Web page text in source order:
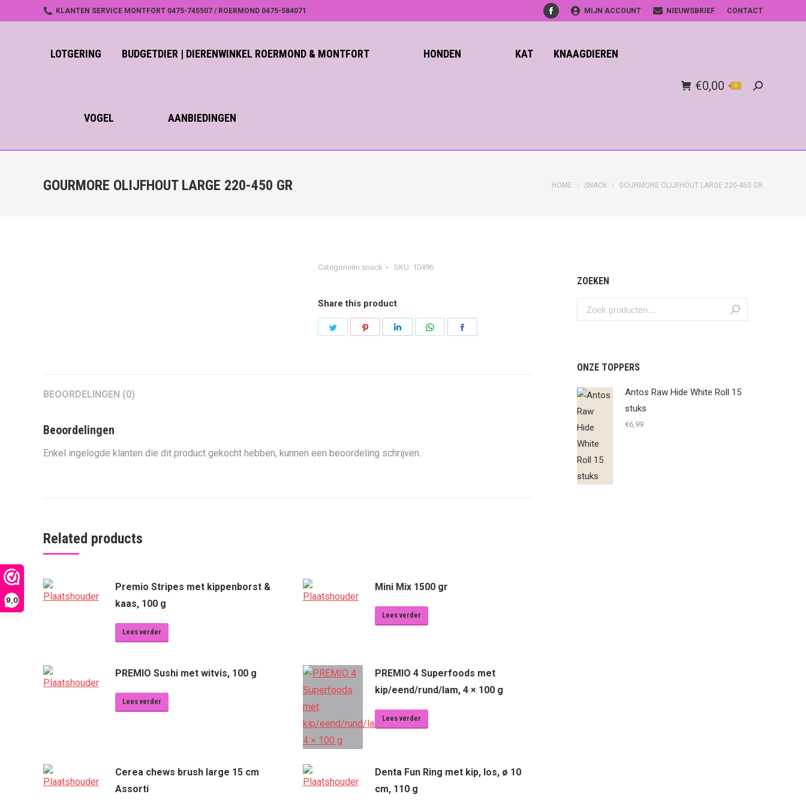
9,0
KLANTEN SERVICE MONTFORT 0475-745507 / ROERMOND 0475-584071
Facebook
MIJN ACCOUNT NIEUWSBRIEF CONTACT
LOTGERING BUDGETDIER | DIERENWINKEL ROERMOND & MONTFORT HONDEN KAT KNAAGDIEREN
VOGEL AANBIEDINGEN
€0,00 0 Search:
GOURMORE OLIJFHOUT LARGE 220-450 GR HOME SNACK GOURMORE OLIJFHOUT LARGE 220-450 GR
Categorieën snack SKU: 10496
Share this product
Share
Share
BEOORDELINGEN (0)
Beoordelingen
Enkel ingelogde klanten die dit product gekocht hebben, kunnen een beoordeling schrijven.
Related products
Premio Stripes met kippenborst &
kaas, 100 g
Lees verder
Mini Mix 1500 gr
Lees verder
PREMIO Sushi met witvis, 100 g
Lees verder
PREMIO 4 Superfoods met
kip/eend/rund/lam, 4 × 100 g
Lees verder
Cerea chews brush large 15 cm
Assorti
Denta Fun Ring met kip, los, ø 10
cm, 110 g
ZOEKEN
ONZE TOPPERS
Antos Raw Hide White Roll 15
stuks
€6,99